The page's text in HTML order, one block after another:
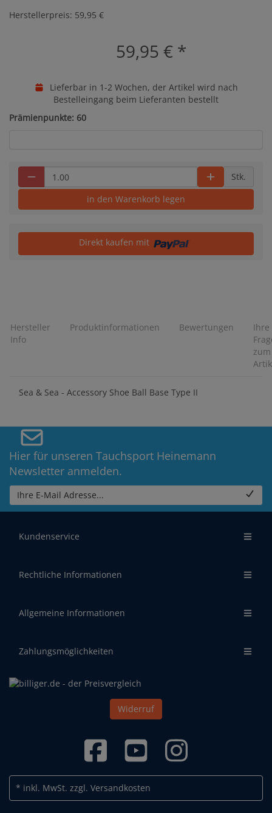
Herstellerpreis: 59,95 €
59,95 € *
Lieferbar in 1-2 Wochen, der Artikel wird nach
Bestelleingang beim Lieferanten bestellt
Prämienpunkte: 60
Stk.
in den Warenkorb legen
Direkt kaufen mit
Hersteller
Info
Produktinformationen Bewertungen
Ihre
zum
Sea & Sea - Accessory Shoe Ball Base Type II
Hier für unseren Tauchsport Heinemann
Newsletter anmelden.
Ihre E-Mail Adresse...
Kundenservice
Rechtliche Informationen
Allgemeine Informationen
Zahlungsmöglichkeiten
Widerruf
* inkl. MwSt. zzgl. Versandkosten